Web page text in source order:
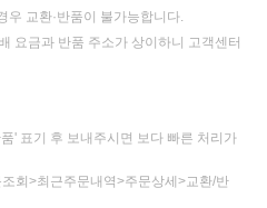
우 교환·반품이 불가능합니다.
요금과 반품 주소가 상이하니 고객센터
' 표기 후 보내주시면 보다 빠른 처리가
회>최근주문내역>주문상세>교환/반